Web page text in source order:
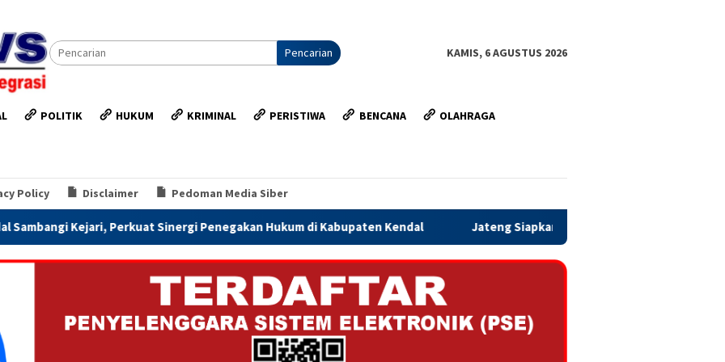
Pencarian KAMIS, 6 AGUSTUS 2026
POLITIK HUKUM KRIMINAL PERISTIWA BENCANA OLAHRAGA
Policy Disclaimer Pedoman Media Siber
Sinergi Penegakan Hukum di Kabupaten Kendal Jateng Siapkan Dana Cadangan Rp1,2 Triliun untuk Pilgub 2029,